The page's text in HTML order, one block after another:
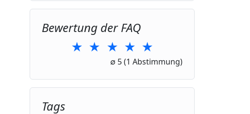
Bewertung der FAQ
★ ★
2 Stars
★
3 Stars
★
4 Stars
★
5 Stars
∅ 5(1 Abstimmung)
Tags